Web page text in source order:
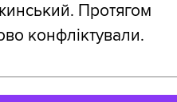
Протягом
конфліктували.